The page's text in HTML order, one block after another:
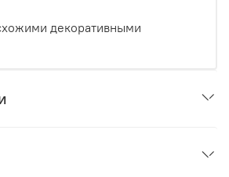
декоративными